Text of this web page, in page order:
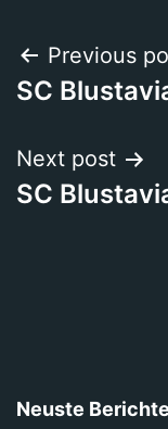
Previous
SC
Next post
SC
Neuste Berichte